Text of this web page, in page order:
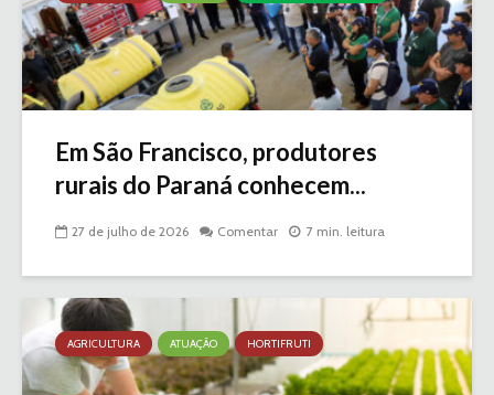
Em São Francisco, produtores
rurais do Paraná conhecem...
27 de julho de 2026 Comentar 7 min. leitura
AGRICULTURA ATUAÇÃO HORTIFRUTI